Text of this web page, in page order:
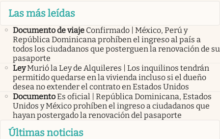
Las más leídas
Documento de viaje Confirmado | México, Perú y
República Dominicana prohíben el ingreso al país a
todos los ciudadanos que posterguen la renovación de su
pasaporte
LeyMurió la Ley de Alquileres | Los inquilinos tendrán
permitido quedarse en la vivienda incluso si el dueño
desea no extender el contrato en Estados Unidos
DocumentoEs oficial | República Dominicana, Estados
Unidos y México prohíben el ingreso a ciudadanos que
hayan postergado la renovación del pasaporte
Últimas noticias